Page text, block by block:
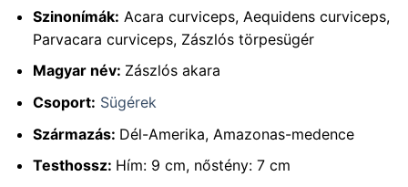
Szinonímák: Acara curviceps, Aequidens curviceps,
Parvacara curviceps, Zászlós törpesügér
Magyar név: Zászlós akara
Csoport: Sügérek
Származás: Dél-Amerika, Amazonas-medence
Testhossz: Hím: 9 cm, nőstény: 7 cm